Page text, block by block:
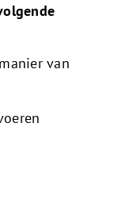
van